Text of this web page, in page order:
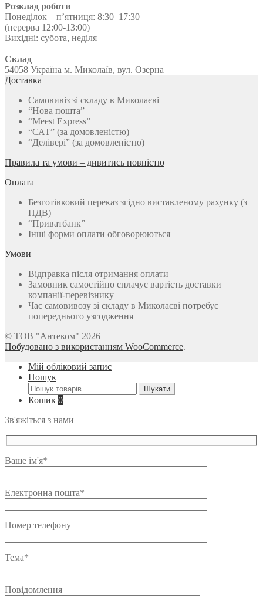
Розклад роботи
Понеділок—п’ятниця: 8:30–17:30
(перерва 12:00-13:00)
Вихідні: субота, неділя
Склад
54058 Україна м. Миколаїв, вул. Озерна
Доставка
Самовивіз зі складу в Миколаєві
“Нова пошта”
“Meest Express”
“САТ” (за домовленістю)
“Делівері” (за домовленістю)
Правила та умови – дивитись повністю
Оплата
Безготівковий переказ згідно виставленому рахунку (з
ПДВ)
“Приватбанк”
Інші форми оплати обговорюються
Умови
Відправка після отримання оплати
Замовник самостійно сплачує вартість доставки
компанії-перевізнику
Час самовивозу зі складу в Миколаєві потребує
попереднього узгодження
© ТОВ "Антеком" 2026
Побудовано з використанням WooCommerce.
Мій обліковий запис
Пошук
Шукати:
Шукати
Кошик 0
Зв'яжіться з нами
Ваше ім'я*
Електронна пошта*
Номер телефону
Тема*
Повідомлення